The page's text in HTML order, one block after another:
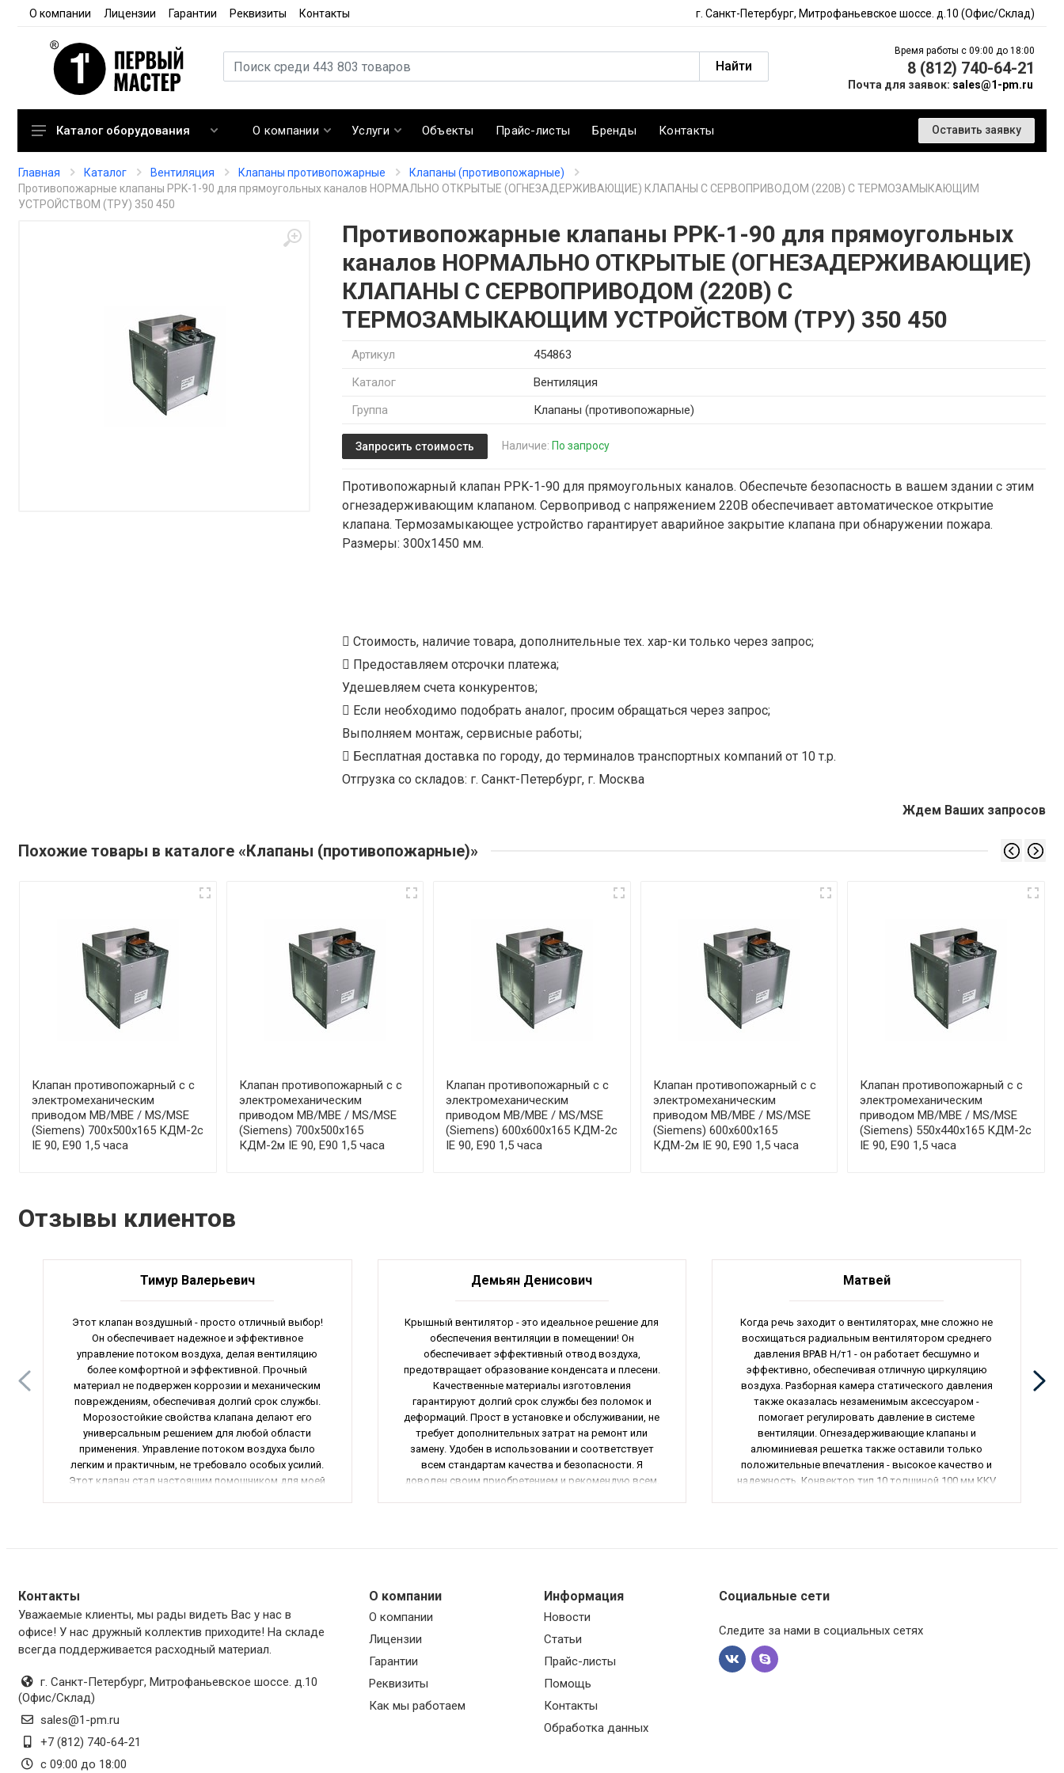
О компании Лицензии Гарантии Реквизиты Контакты г. Санкт-Петербург, Митрофаньевское шоссе. д.10 (Офис/Склад)
Найти
Время работы с 09:00 до 18:00
8 (812) 740-64-21
Почта для заявок: sales@1-pm.ru
Кондиционирование
Вентиляция
Каталог оборудования О компании Услуги Объекты Прайс-листы Бренды Контакты Оставить заявку
Главная Каталог Вентиляция Клапаны противопожарные
Клапаны (противопожарные)
Противопожарные клапаны PPK-1-90 для прямоугольных каналов НОРМАЛЬНО ОТКРЫТЫЕ (ОГНЕЗАДЕРЖИВАЮЩИЕ) КЛАПАНЫ С СЕРВОПРИВОДОМ (220В) С ТЕРМОЗАМЫКАЮЩИМ
УСТРОЙСТВОМ (ТРУ) 350 450
Противопожарные клапаны PPK-1-90 для прямоугольных
каналов НОРМАЛЬНО ОТКРЫТЫЕ (ОГНЕЗАДЕРЖИВАЮЩИЕ)
КЛАПАНЫ С СЕРВОПРИВОДОМ (220В) С
ТЕРМОЗАМЫКАЮЩИМ УСТРОЙСТВОМ (ТРУ) 350 450
Артикул
454863
Каталог
Вентиляция
Группа
Клапаны (противопожарные)
Запросить стоимость Наличие: По запросу
Противопожарный клапан PPK-1-90 для прямоугольных каналов. Обеспечьте безопасность в вашем здании с этим
огнезадерживающим клапаном. Сервопривод с напряжением 220В обеспечивает автоматическое открытие
клапана. Термозамыкающее устройство гарантирует аварийное закрытие клапана при обнаружении пожара.
Размеры: 300x1450 мм.
Стоимость, наличие товара, дополнительные тех. хар-ки только через запрос;
Предоставляем отсрочки платежа;
Удешевляем счета конкурентов;
Если необходимо подобрать аналог, просим обращаться через запрос;
Выполняем монтаж, сервисные работы;
Бесплатная доставка по городу, до терминалов транспортных компаний от 10 т.р.
Отгрузка со складов: г. Санкт-Петербург, г. Москва
Ждем Ваших запросов
Похожие товары в каталоге «Клапаны (противопожарные)»
Клапан противопожарный с с
электромеханическим
приводом МВ/МВЕ / MS/MSE
(Siemens) 700x500x165 КДМ-2с
IE 90, E90 1,5 часа
Клапан противопожарный с с
электромеханическим
приводом МВ/МВЕ / MS/MSE
(Siemens) 700x500x165
КДМ-2м IE 90, E90 1,5 часа
Клапан противопожарный с с
электромеханическим
приводом МВ/МВЕ / MS/MSE
(Siemens) 600x600x165 КДМ-2с
IE 90, E90 1,5 часа
Клапан противопожарный с с
электромеханическим
приводом МВ/МВЕ / MS/MSE
(Siemens) 600x600x165
КДМ-2м IE 90, E90 1,5 часа
Клапан противопожарный с с
электромеханическим
приводом МВ/МВЕ / MS/MSE
(Siemens) 550x440x165 КДМ-2с
IE 90, E90 1,5 часа
Отзывы клиентов
Тимур Валерьевич
Этот клапан воздушный - просто отличный выбор!
Он обеспечивает надежное и эффективное
управление потоком воздуха, делая вентиляцию
более комфортной и эффективной. Прочный
материал не подвержен коррозии и механическим
повреждениям, обеспечивая долгий срок службы.
Морозостойкие свойства клапана делают его
универсальным решением для любой области
применения. Управление потоком воздуха было
легким и практичным, не требовало особых усилий.
Этот клапан стал настоящим помощником для моей
Демьян Денисович
Крышный вентилятор - это идеальное решение для
обеспечения вентиляции в помещении! Он
обеспечивает эффективный отвод воздуха,
предотвращает образование конденсата и плесени.
Качественные материалы изготовления
гарантируют долгий срок службы без поломок и
деформаций. Прост в установке и обслуживании, не
требует дополнительных затрат на ремонт или
замену. Удобен в использовании и соответствует
всем стандартам качества и безопасности. Я
доволен своим приобретением и рекомендую всем,
Матвей
Когда речь заходит о вентиляторах, мне сложно не
восхищаться радиальным вентилятором среднего
давления ВРАВ Н/т1 - он работает бесшумно и
эффективно, обеспечивая отличную циркуляцию
воздуха. Разборная камера статического давления
также оказалась незаменимым аксессуаром -
помогает регулировать давление в системе
вентиляции. Огнезадерживающие клапаны и
алюминиевая решетка также оставили только
положительные впечатления - высокое качество и
надежность. Конвектор тип 10 толщиной 100 мм KKV
Контакты
Уважаемые клиенты, мы рады видеть Вас у нас в
офисе! У нас дружный коллектив приходите! На складе
всегда поддерживается расходный материал.
г. Санкт-Петербург, Митрофаньевское шоссе. д.10
(Офис/Склад)
sales@1-pm.ru
+7 (812) 740-64-21
с 09:00 до 18:00
О компании
О компании
Лицензии
Гарантии
Реквизиты
Как мы работаем
Информация
Новости
Статьи
Прайс-листы
Помощь
Контакты
Обработка данных
Социальные сети
Следите за нами в социальных сетях